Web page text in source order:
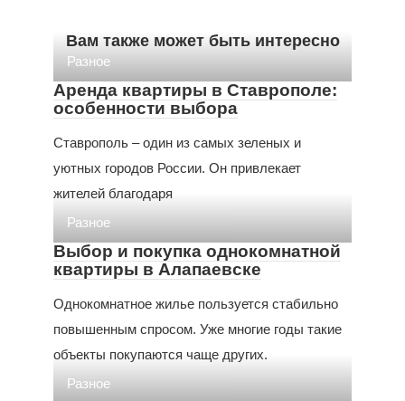
Вам также может быть интересно
Разное
Аренда квартиры в Ставрополе:
особенности выбора
Ставрополь – один из самых зеленых и
уютных городов России. Он привлекает
жителей благодаря
Разное
Выбор и покупка однокомнатной
квартиры в Алапаевске
Однокомнатное жилье пользуется стабильно
повышенным спросом. Уже многие годы такие
объекты покупаются чаще других.
Разное